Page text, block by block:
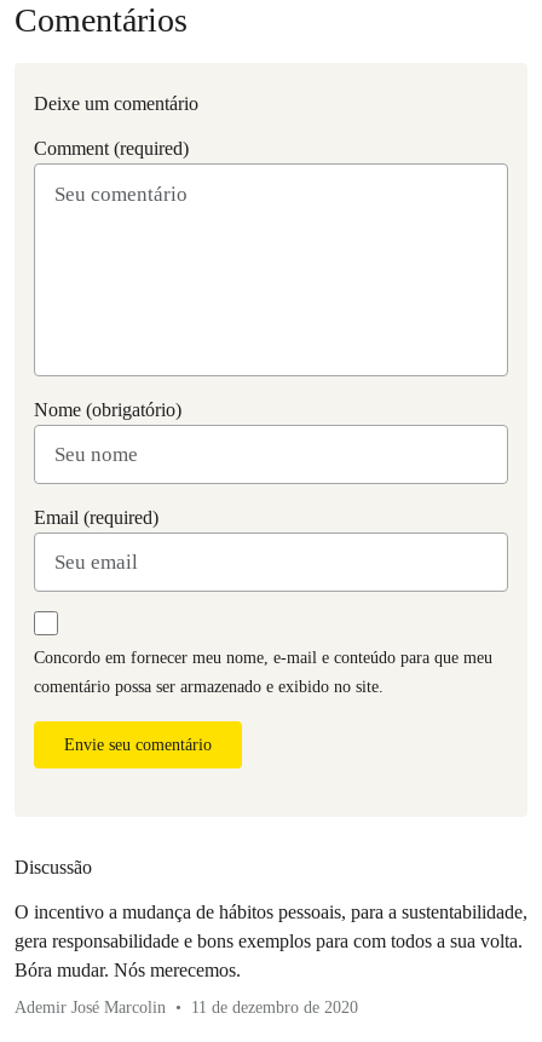
Comentários
Deixe um comentário
Comment (required)
Nome (obrigatório)
Email (required)
Concordo em fornecer meu nome, e-mail e conteúdo para que meu
comentário possa ser armazenado e exibido no site.
Envie seu comentário
Discussão
O incentivo a mudança de hábitos pessoais, para a sustentabilidade,
gera responsabilidade e bons exemplos para com todos a sua volta.
Bóra mudar. Nós merecemos.
Ademir José Marcolin 11 de dezembro de 2020